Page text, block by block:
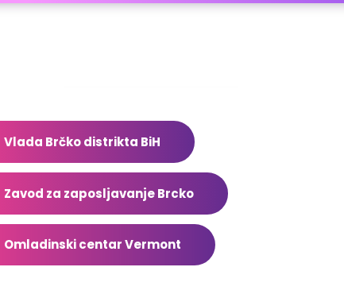
Vlada Brčko distrikta BiH
Zavod za zaposljavanje Brcko
Omladinski centar Vermont